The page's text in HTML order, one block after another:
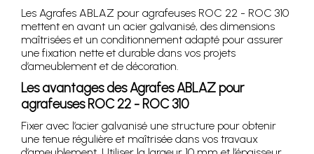
Les Agrafes ABLAZ pour agrafeuses ROC 22 - ROC 310
mettent en avant un acier galvanisé, des dimensions
maîtrisées et un conditionnement adapté pour assurer
une fixation nette et durable dans vos projets
d’ameublement et de décoration.
Les avantages des Agrafes ABLAZ pour
agrafeuses ROC 22 - ROC 310
Fixer avec l’acier galvanisé une structure pour obtenir
une tenue régulière et maîtrisée dans vos travaux